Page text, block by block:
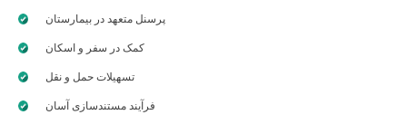
پرسنل متعهد در بیمارستان
کمک در سفر و اسکان
تسهیلات حمل و نقل
فرآیند مستندسازی آسان